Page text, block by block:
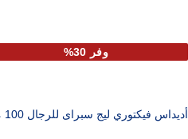
وفر 30%
أديداس فيكتوري ليج سبراى للرجال 100 مل